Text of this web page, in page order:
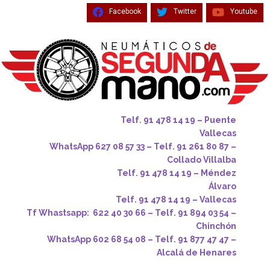
Facebook Twitter Youtube
Telf. 91 478 14 19 – Puente
Vallecas
WhatsApp 627 08 57 33 – Telf. 91 261 80 87 –
Collado Villalba
Telf. 91 478 14 19 – Méndez
Álvaro
Telf. 91 478 14 19 – Vallecas
Tf Whastsapp: 622 40 30 66 – Telf. 91 894 03 54 –
Chinchón
WhatsApp 602 68 54 08 – Telf. 91 877 47 47 –
Alcalá de Henares